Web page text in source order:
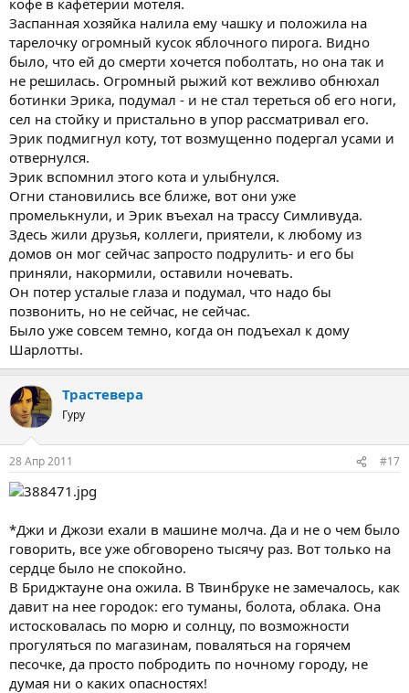
Заспанная хозяйка налила ему чашку и положила на
тарелочку огромный кусок яблочного пирога. Видно
было, что ей до смерти хочется поболтать, но она так и
не решилась. Огромный рыжий кот вежливо обнюхал
ботинки Эрика, подумал - и не стал тереться об его ноги,
сел на стойку и пристально в упор рассматривал его.
Эрик подмигнул коту, тот возмущенно подергал усами и
отвернулся.
Эрик вспомнил этого кота и улыбнулся.
Огни становились все ближе, вот они уже
промелькнули, и Эрик въехал на трассу Симливуда.
Здесь жили друзья, коллеги, приятели, к любому из
домов он мог сейчас запросто подрулить- и его бы
приняли, накормили, оставили ночевать.
Он потер усталые глаза и подумал, что надо бы
позвонить, но не сейчас, не сейчас.
Было уже совсем темно, когда он подъехал к дому
Шарлотты.
Трастевера
Гуру
28 Апр 2011 #17
*Джи и Джози ехали в машине молча. Да и не о чем было
говорить, все уже обговорено тысячу раз. Вот только на
сердце было не спокойно.
В Бриджтауне она ожила. В Твинбруке не замечалось, как
давит на нее городок: его туманы, болота, облака. Она
истосковалась по морю и солнцу, по возможности
прогуляться по магазинам, поваляться на горячем
песочке, да просто побродить по ночному городу, не
думая ни о каких опасностях!